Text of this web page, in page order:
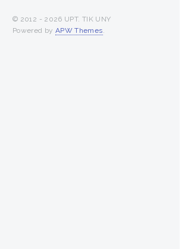
© 2012 - 2026 UPT. TIK UNY
Powered by APW Themes